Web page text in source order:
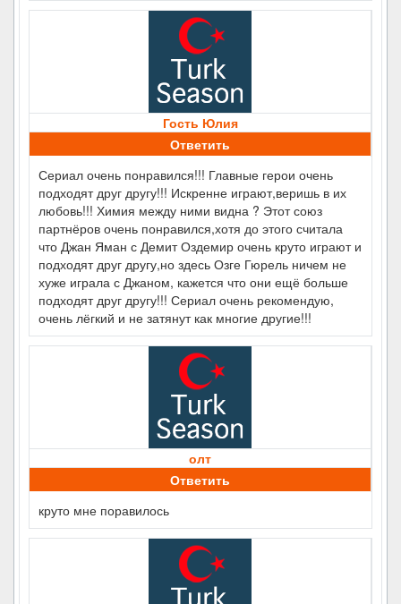
Гость Юлия
Ответить
Сериал очень понравился!!! Главные герои очень
подходят друг другу!!! Искренне играют,веришь в их
любовь!!! Химия между ними видна ? Этот союз
партнёров очень понравился,хотя до этого считала
что Джан Яман с Демит Оздемир очень круто играют и
подходят друг другу,но здесь Озге Гюрель ничем не
хуже играла с Джаном, кажется что они ещё больше
подходят друг другу!!! Сериал очень рекомендую,
очень лёгкий и не затянут как многие другие!!!
олт
Ответить
круто мне поравилось